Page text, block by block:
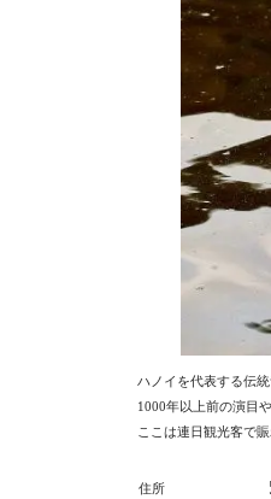
ハノイを代表する伝
1000年以上前の演目
ここは連日観光客で
住所